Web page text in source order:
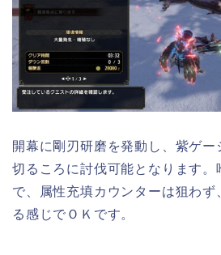
開幕に剛刃研磨を発動し、紫ゲー
切るころに討伐可能となります。
で、属性充填カウンターは狙わず
る感じでＯＫです。